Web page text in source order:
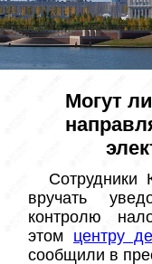
Могут
вручать
контролю
этом центру
cообщили в